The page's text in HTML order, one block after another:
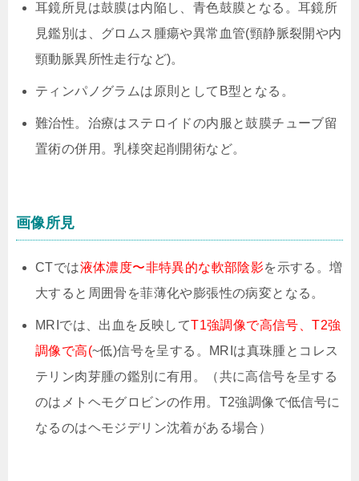
耳鏡所見は鼓膜は内陥し、青色鼓膜となる。耳鏡所
見鑑別は、グロムス腫瘍や異常血管(頸静脈裂開や内
頸動脈異所性走行など)。
ティンパノグラムは原則としてB型となる。
難治性。治療はステロイドの内服と鼓膜チューブ留
置術の併用。乳様突起削開術など。
画像所見
CTでは液体濃度〜非特異的な軟部陰影を示する。増
大すると周囲骨を菲薄化や膨張性の病変となる。
MRIでは、出血を反映してT1強調像で高信号、T2強
調像で高(~低)信号を呈する。MRIは真珠腫とコレス
テリン肉芽腫の鑑別に有用。（共に高信号を呈する
のはメトヘモグロビンの作用。T2強調像で低信号に
なるのはヘモジデリン沈着がある場合）